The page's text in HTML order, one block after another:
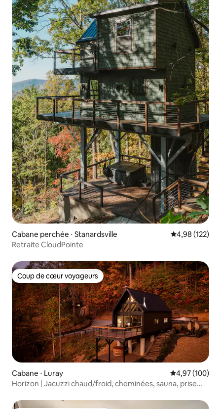
Cabane perchée ⋅ Stanardsville Évaluation
4,98 (122)
Retraite CloudPointe
Coup de cœur voyageurs
Coup de cœur voyageurs
Cabane ⋅ Luray Évaluation
4,97 (100)
Horizon | Jacuzzi chaud/froid, cheminées, sauna, prise